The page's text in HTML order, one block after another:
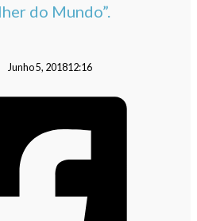
do Mundo”.
Junho 5, 201812:16